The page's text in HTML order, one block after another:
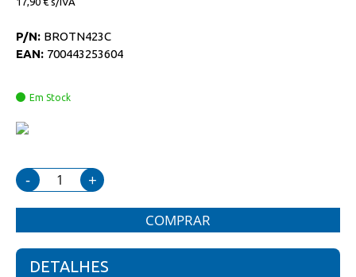
P/N: BROTN423C
EAN: 700443253604
Em Stock
- +
COMPRAR
DETALHES